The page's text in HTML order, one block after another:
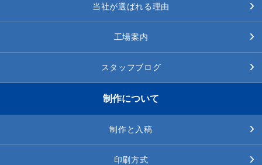
当社が選ばれる理由
工場案内
スタッフブログ
制作について
制作と入稿
印刷方式